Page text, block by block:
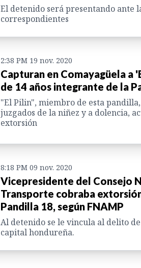
El detenido será presentando ante
correspondientes
2:38 PM 19 nov. 2020
Capturan en Comayagüela a
de 14 años integrante de la
"El Pilin", miembro de esta
juzgados de la niñez y a dolencia,
extorsión
8:18 PM 09 nov. 2020
Vicepresidente del Consejo
Transporte cobraba
Pandilla 18, según FNAMP
Al detenido se le vincula al delito
capital hondureña.